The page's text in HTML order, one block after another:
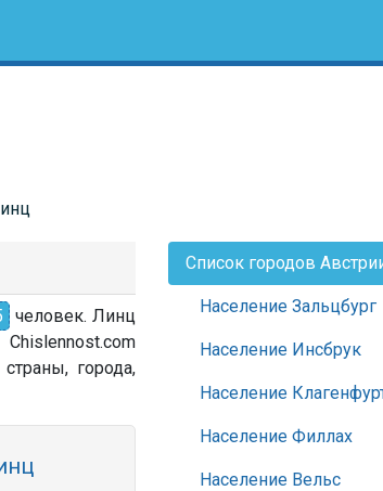
человек. Линц
города,
Список городов
Население Зальцбург
Население Инсбрук
Население
Население Филлах
Население Вельс